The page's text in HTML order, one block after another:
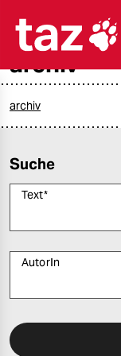
politik
gesellschaft
sport
archiv
archiv
Suche
Text*
AutorIn